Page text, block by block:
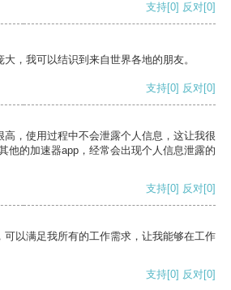
支持[0] 反对[0]
，我可以结识到来自世界各地的朋友。
支持[0] 反对[0]
高，使用过程中不会泄露个人信息，这让我很
他的加速器app，经常会出现个人信息泄露的
支持[0] 反对[0]
可以满足我所有的工作需求，让我能够在工作
支持[0] 反对[0]